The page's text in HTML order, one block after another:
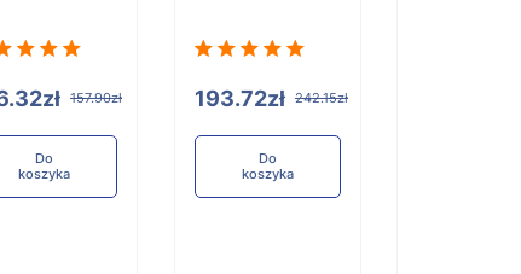
157.90zł
Do
koszyka
193.72zł 242.15zł
Do
koszyka